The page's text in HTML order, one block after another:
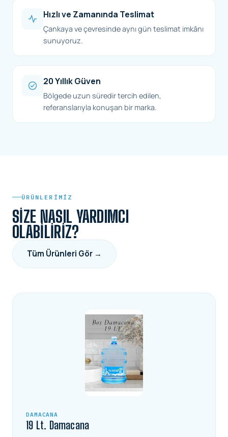
Hızlı ve Zamanında Teslimat
Çankaya ve çevresinde aynı gün teslimat imkânı
sunuyoruz.
20 Yıllık Güven
Bölgede uzun süredir tercih edilen,
referanslarıyla konuşan bir marka.
ÜRÜNLERIMIZ
SIZE NASIL YARDIMCI
OLABILIRIZ?
Tüm Ürünleri Gör →
DAMACANA
19 Lt. Damacana